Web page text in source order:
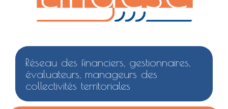
Réseau des financiers, gestionnaires,
évaluateurs, manageurs des
collectivités territoriales